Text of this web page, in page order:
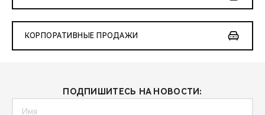
КОРПОРАТИВНЫЕ ПРОДАЖИ
ПОДПИШИТЕСЬ НА НОВОСТИ: